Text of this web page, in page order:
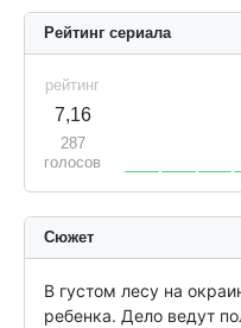
Рейтинг сериала
рейтинг
7,16
287
голосов
Сюжет
В густом лесу на
ребенка. Дело ведут